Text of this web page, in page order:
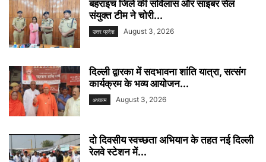
बहराइच जिले की सर्विलांस और साइबर सेल
संयुक्त टीम ने चोरी...
उत्तर प्रदेश August 3, 2026
दिल्ली द्वारका में सदभावना शांति यात्रा, सत्संग
कार्यक्रम के भव्य आयोजन...
अध्यात्म August 3, 2026
दो दिवसीय स्वच्छता अभियान के तहत नई दिल्ली
रेलवे स्टेशन में...